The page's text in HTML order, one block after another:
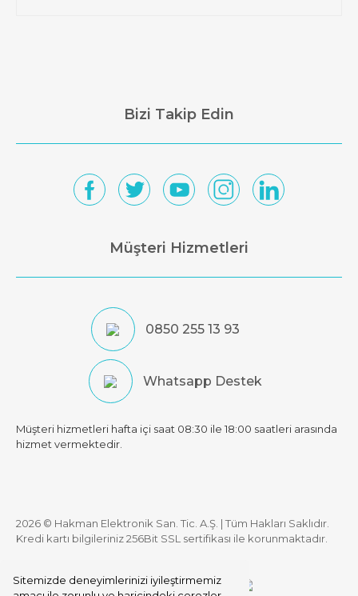
Sitemizde deneyimlerinizi iyileştirmemiz
Bizi Takip Edin
Müşteri Hizmetleri
0850 255 13 93
Whatsapp Destek
Müşteri hizmetleri hafta içi saat 08:30 ile 18:00 saatleri arasında
hizmet vermektedir.
2026 © Hakman Elektronik San. Tic. A.Ş. | Tüm Hakları Saklıdır.
Kredi kartı bilgileriniz 256Bit SSL sertifikası ile korunmaktadır.